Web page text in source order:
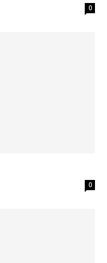
0
0